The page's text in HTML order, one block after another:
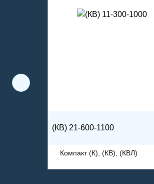
(КВ) 21-600-1100
Компакт (К), (КВ), (КВЛ)